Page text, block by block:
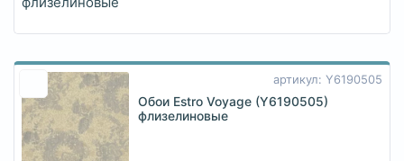
артикул: Y6190505
Обои Estro Voyage (Y6190505)
флизелиновые